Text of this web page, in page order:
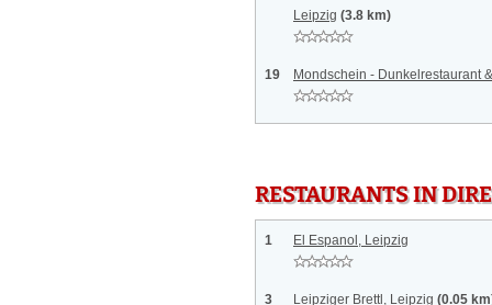
Leipzig (3.8 km)
19 Mondschein - Dunkelrestaurant
RESTAURANTS IN
1 El Espanol, Leipzig
3 Leipziger Brettl, Leipzig (0.05